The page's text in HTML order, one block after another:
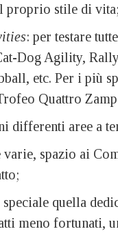
proprio stile di vita;
: per testare
Dog Agility,
etc. Per i più
Quattro
differenti aree a
varie, spazio ai
speciale quella
meno fortunati,